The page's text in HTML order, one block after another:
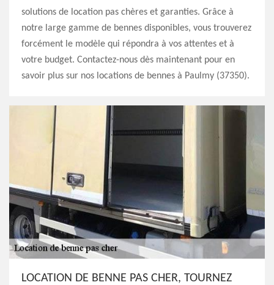
solutions de location pas chères et garanties. Grâce à
notre large gamme de bennes disponibles, vous trouverez
forcément le modèle qui répondra à vos attentes et à
votre budget. Contactez-nous dès maintenant pour en
savoir plus sur nos locations de bennes à Paulmy (37350).
LOCATION DE BENNE PAS CHER, TOURNEZ